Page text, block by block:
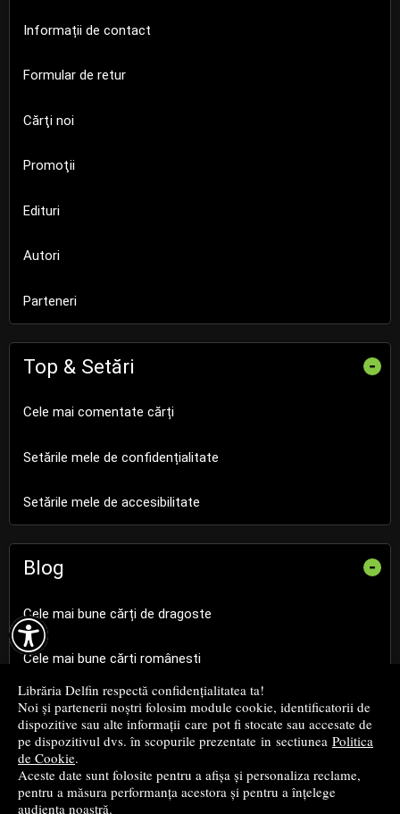

Librăria Delfin respectă confidențialitatea ta!
Noi și partenerii noștri folosim module cookie, identificatorii de
dispozitive sau alte informații care pot fi stocate sau accesate de
pe dispozitivul dvs. în scopurile prezentate in sectiunea Politica
de Cookie.
Aceste date sunt folosite pentru a afișa și personaliza reclame,
pentru a măsura performanța acestora și pentru a înțelege
audiența noastră.
Informații de contact
Formular de retur
Cărţi noi
Promoţii
Edituri
Autori
Parteneri
Top & Setări -
Cele mai comentate cărți
Setările mele de confidențialitate
Setările mele de accesibilitate
Blog -
Cele mai bune cărți de dragoste
Cele mai bune cărți românești
Cele mai bune cărți religioase
Cele mai bune cărți de istorie
Top cărți beletristică